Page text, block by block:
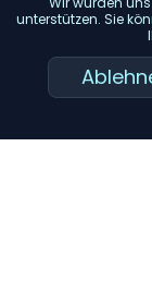
unterstützen. Sie
der
der Möbel.
dass er